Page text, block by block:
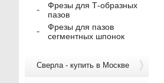
Фрезы для Т-образных
пазов
Фрезы для пазов
сегментных шпонок
Сверла - купить в Москве